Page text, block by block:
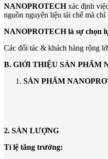
NANOPROTECHxác định
nguồn nguyên liệu tái chế mà
NANOPROTECH là sự chọn
Các đối tác & khách hàng rộng
B. GIỚI THIỆU SẢN PHẨM
SẢN PHẨM
2. SẢN LƯỢNG
Tỉ lệ tăng trưởng: